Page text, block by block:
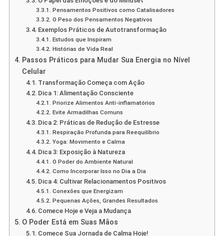
Pensamentos Positivos como Catalisadores
O Peso dos Pensamentos Negativos
Exemplos Práticos de Autotransformação
Estudos que Inspiram
Histórias de Vida Real
Passos Práticos para Mudar Sua Energia no Nível
Celular
Transformação Começa com Ação
Dica 1: Alimentação Consciente
Priorize Alimentos Anti-inflamatórios
Evite Armadilhas Comuns
Dica 2: Práticas de Redução de Estresse
Respiração Profunda para Reequilíbrio
Yoga: Movimento e Calma
Dica 3: Exposição à Natureza
O Poder do Ambiente Natural
Como Incorporar Isso no Dia a Dia
Dica 4: Cultivar Relacionamentos Positivos
Conexões que Energizam
Pequenas Ações, Grandes Resultados
Comece Hoje e Veja a Mudança
O Poder Está em Suas Mãos
Comece Sua Jornada de Calma Hoje!